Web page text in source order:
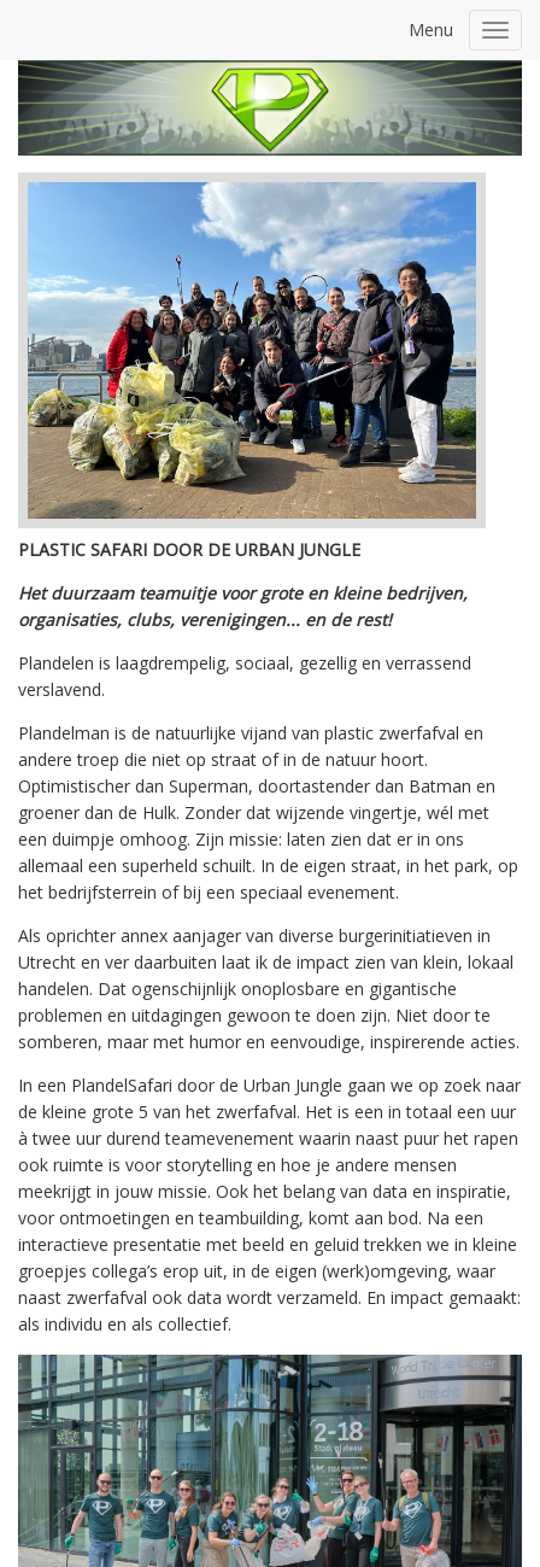
Menu
PLASTIC SAFARI DOOR DE URBAN JUNGLE
Het duurzaam teamuitje voor grote en kleine bedrijven,
organisaties, clubs, verenigingen... en de rest!
Plandelen is laagdrempelig, sociaal, gezellig en verrassend
verslavend.
Plandelman is de natuurlijke vijand van plastic zwerfafval en
andere troep die niet op straat of in de natuur hoort.
Optimistischer dan Superman, doortastender dan Batman en
groener dan de Hulk. Zonder dat wijzende vingertje, wél met
een duimpje omhoog. Zijn missie: laten zien dat er in ons
allemaal een superheld schuilt. In de eigen straat, in het park, op
het bedrijfsterrein of bij een speciaal evenement.
Als oprichter annex aanjager van diverse burgerinitiatieven in
Utrecht en ver daarbuiten laat ik de impact zien van klein, lokaal
handelen. Dat ogenschijnlijk onoplosbare en gigantische
problemen en uitdagingen gewoon te doen zijn. Niet door te
somberen, maar met humor en eenvoudige, inspirerende acties.
In een PlandelSafari door de Urban Jungle gaan we op zoek naar
de kleine grote 5 van het zwerfafval. Het is een in totaal een uur
à twee uur durend teamevenement waarin naast puur het rapen
ook ruimte is voor storytelling en hoe je andere mensen
meekrijgt in jouw missie. Ook het belang van data en inspiratie,
voor ontmoetingen en teambuilding, komt aan bod. Na een
interactieve presentatie met beeld en geluid trekken we in kleine
groepjes collega’s erop uit, in de eigen (werk)omgeving, waar
naast zwerfafval ook data wordt verzameld. En impact gemaakt:
als individu en als collectief.